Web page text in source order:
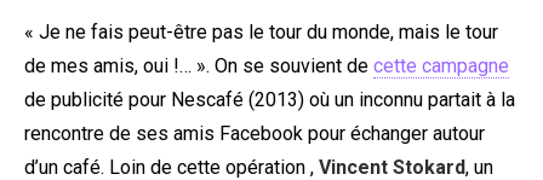
« Je ne fais peut-être pas le tour du monde, mais le tour
de mes amis, oui !… ». On se souvient de cette campagne
de publicité pour Nescafé (2013) où un inconnu partait à la
rencontre de ses amis Facebook pour échanger autour
d’un café. Loin de cette opération , Vincent Stokard, un